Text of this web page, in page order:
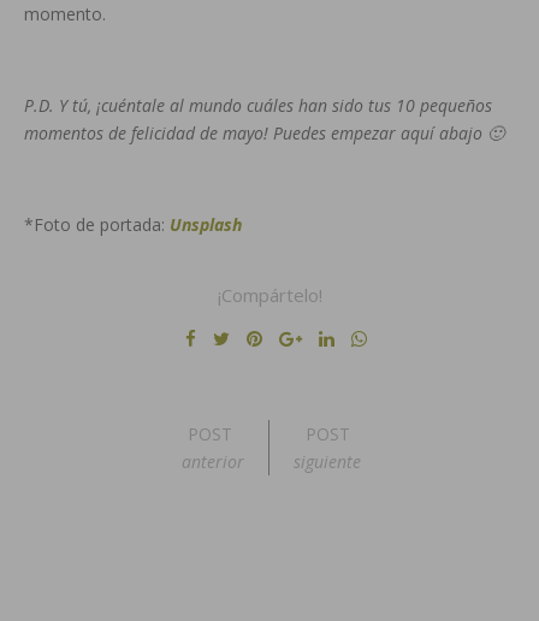
momento.
P.D. Y tú, ¡cuéntale al mundo cuáles han sido tus 10 pequeños
momentos de felicidad de mayo! Puedes empezar aquí abajo 🙂
*Foto de portada: Unsplash
¡Compártelo!
POST
anterior
POST
siguiente